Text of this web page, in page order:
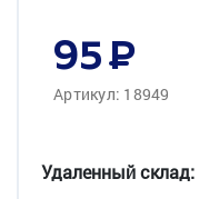
95
Артикул: 18949
Удаленный склад: